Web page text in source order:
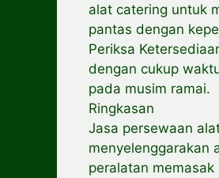
alat catering untuk
pantas dengan
Periksa
dengan cukup
pada musim ramai.
Ringkasan
Jasa persewaan
menyelenggarakan
peralatan